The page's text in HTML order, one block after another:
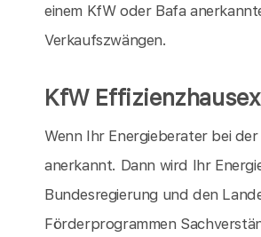
einem KfW oder Bafa
Verkaufszwängen.
KfW
Wenn Ihr Energieberater bei
anerkannt. Dann wird Ihr
Bundesregierung und den
Förderprogrammen